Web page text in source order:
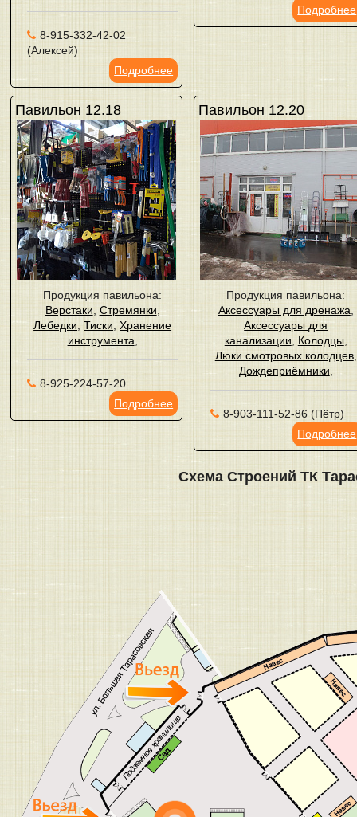
8-915-332-42-02
(Алексей)
Подробнее
Подробнее
Павильон 12.18
Продукция павильона:
Верстаки, Стремянки,
Лебедки,Тиски,Хранение
инструмента,
8-925-224-57-20
Подробнее
Павильон 12.20
Продукция павильона:
Аксессуары для дренажа,
Аксессуары для
канализации, Колодцы,
Люки смотровых колодцев,
Дождеприёмники,
8-903-111-52-86 (Пётр)
Подробнее
Схема Строений ТК